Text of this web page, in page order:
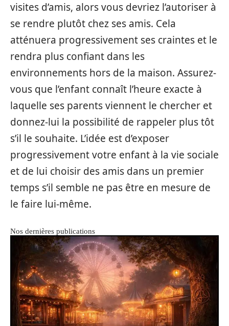
visites d’amis, alors vous devriez l’autoriser à
se rendre plutôt chez ses amis. Cela
atténuera progressivement ses craintes et le
rendra plus confiant dans les
environnements hors de la maison. Assurez-
vous que l’enfant connaît l’heure exacte à
laquelle ses parents viennent le chercher et
donnez-lui la possibilité de rappeler plus tôt
s’il le souhaite. L’idée est d’exposer
progressivement votre enfant à la vie sociale
et de lui choisir des amis dans un premier
temps s’il semble ne pas être en mesure de
le faire lui-même.
Nos dernières publications